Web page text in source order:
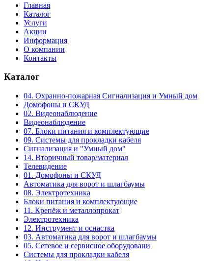
Главная
Каталог
Услуги
Акции
Информация
О компании
Контакты
Каталог
04. Охранно-пожарная Сигнализация и Умный дом
Домофоны и СКУД
02. Видеонаблюдение
Видеонаблюдение
07. Блоки питания и комплектующие
09. Системы для прокладки кабеля
Сигнализация и "Умный дом"
14. Вторичный товар/материал
Телевидение
01. Домофоны и СКУД
Автоматика для ворот и шлагбаумы
08. Электротехника
Блоки питания и комплектующие
11. Крепёж и металлопрокат
Электротехника
12. Инструмент и оснастка
03. Автоматика для ворот и шлагбаумы
05. Сетевое и сервисное оборудовани
Системы для прокладки кабеля